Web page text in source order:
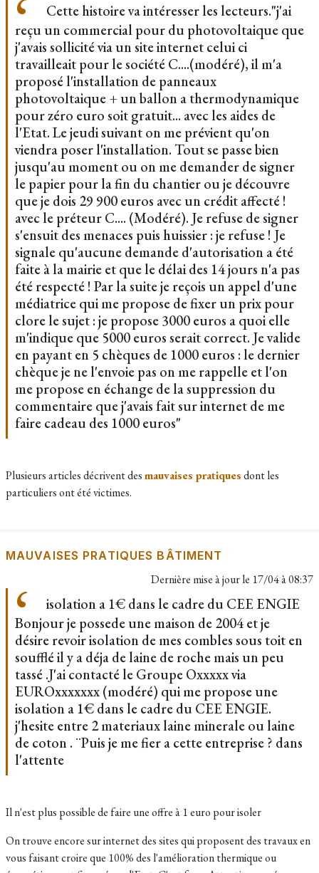
Cette histoire va intéresser les lecteurs."j'ai
reçu un commercial pour du photovoltaique que
j'avais sollicité via un site internet celui ci
travailleait pour le société C....(modéré), il m'a
proposé l'installation de panneaux
photovoltaique + un ballon a thermodynamique
pour zéro euro soit gratuit... avec les aides de
l'Etat. Le jeudi suivant on me prévient qu'on
viendra poser l'installation. Tout se passe bien
jusqu'au moment ou on me demander de signer
le papier pour la fin du chantier ou je découvre
que je dois 29 900 euros avec un crédit affecté !
avec le préteur C.... (Modéré). Je refuse de signer
s'ensuit des menaces puis huissier : je refuse ! Je
signale qu'aucune demande d'autorisation a été
faite à la mairie et que le délai des 14 jours n'a pas
été respecté ! Par la suite je reçois un appel d'une
médiatrice qui me propose de fixer un prix pour
clore le sujet : je propose 3000 euros a quoi elle
m'indique que 5000 euros serait correct. Je valide
en payant en 5 chèques de 1000 euros : le dernier
chèque je ne l'envoie pas on me rappelle et l'on
me propose en échange de la suppression du
commentaire que j'avais fait sur internet de me
faire cadeau des 1000 euros"
Plusieurs articles décrivent desmauvaises pratiquesdont les
particuliers ont été victimes.
MAUVAISES PRATIQUES BÂTIMENT
Dernière mise à jour le 17/04 à 08:37
isolation a 1€ dans le cadre du CEE ENGIE
Bonjour je possede une maison de 2004 et je
désire revoir isolation de mes combles sous toit en
soufflé il y a déja de laine de roche mais un peu
tassé .J'ai contacté le Groupe Oxxxxx via
EUROxxxxxxx (modéré) qui me propose une
isolation a 1€ dans le cadre du CEE ENGIE.
j'hesite entre 2 materiaux laine minerale ou laine
de coton . ¨Puis je me fier a cette entreprise ? dans
l'attente
Il n'est plus possible de faire une offre à 1 euro pour isoler
On trouve encore sur internet des sites qui proposent des travaux en
vous faisant croire que 100% des l'amélioration thermique ou